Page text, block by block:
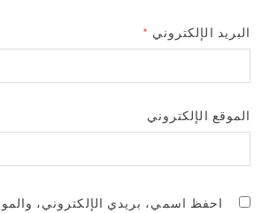
البريد الإلكتروني *
الموقع الإلكتروني
احفظ اسمي، بريدي الإلكتروني،